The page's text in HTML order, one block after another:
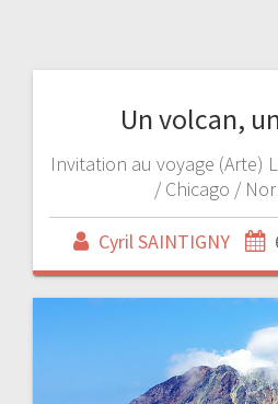
Un volcan,
Invitation au voyage (Arte)
/ Chicago /
Cyril SAINTIGNY